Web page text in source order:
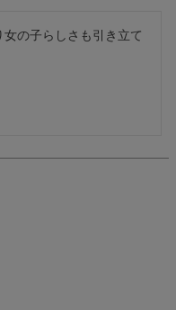
の子らしさも引き立て